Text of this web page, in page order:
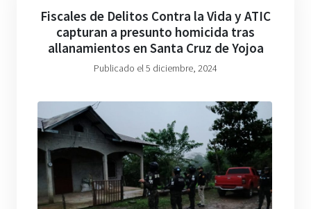
Fiscales de Delitos Contra la Vida y ATIC
capturan a presunto homicida tras
allanamientos en Santa Cruz de Yojoa
Publicado el 5 diciembre, 2024